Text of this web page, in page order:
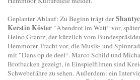
Geplanter Ablauf: Zu Beginn trägt der
Kerstin Köster "Abendrot im Watt“ vor,
Heino Grantz, der kürzlich vom
Hemmorer Tracht vor, die Musik- und
mit "Dans op de deel“. Marco Schild und
Brotbacken gezeigt, in Einspielfilmen sind
Schwebefähre zu sehen. Außerdem: ein